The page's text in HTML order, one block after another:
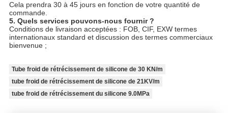
Cela prendra 30 à 45 jours en fonction de votre quantité de
commande.
5. Quels services pouvons-nous fournir ?
Conditions de livraison acceptées : FOB, CIF, EXW termes
internationaux standard et discussion des termes commerciaux
bienvenue ;
Tube froid de rétrécissement de silicone de 30 KN/m
tube froid de rétrécissement de silicone de 21KV/m
tube froid de rétrécissement du silicone 9.0MPa